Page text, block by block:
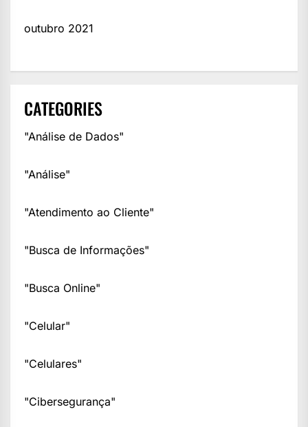
outubro 2021
CATEGORIES
"Análise de Dados"
"Análise"
"Atendimento ao Cliente"
"Busca de Informações"
"Busca Online"
"Celular"
"Celulares"
"Cibersegurança"